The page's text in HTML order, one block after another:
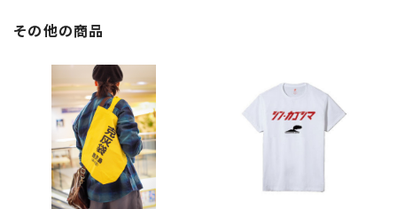
その他の商品